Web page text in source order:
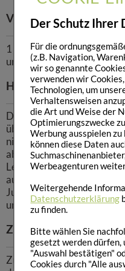
Der Schutz Ihrer
Für die
(z.B. Navigation,
wir so genannte
verwenden wir
Technologien, um
Verhaltensweisen
die Art und Weise der
Optimierungszwecke
Werbung ausspielen
können diese Daten
Werbeagenturen
Weitergehende
Datenschutzerklärung
zu finden.
Bitte wählen Sie
gesetzt werden dürfen,
"Auswahl bestätigen"
Cookies durch "Alle
Verzehrempfehlung:
1 gestrichener Messlöffel
und verzehren.
Hinweise:
Die empfohlene tägliche
überschritten werden.
nicht als Ersatz für eine
abwechslungsreiche
Lebensweise.Außerhalb
aufbewahren. Darf nicht
Jugendlichen und Kinder
und lichtgeschützt lagern.
Zutaten:
Zutaten: